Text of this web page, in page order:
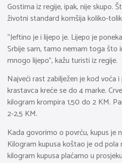
Gostima iz regije, ipak, nije skupo.
životni standard komšija koliko-
“Jeftino je i lijepo je. Lijepo je
Srbije sam, tamo nemam toga što
mnogo lijepo”, kažu turisti iz regije.
Najveći rast zabilježen je kod voća
krastavca kreće se do 4 marke.
kilogram krompira 1,50 do 2 KM.
2-2,5 KM.
Kada govorimo o povrću, kupus je
Kilogram kupusa koštao je od pola
kilogram kupusa plaćamo u